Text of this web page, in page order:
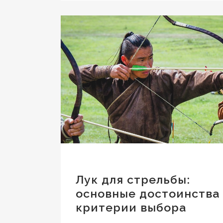
Лук для стрельбы:
основные достоинства
критерии выбора